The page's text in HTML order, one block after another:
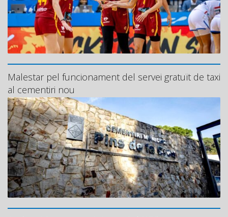
Malestar pel funcionament del servei gratuït de taxi
al cementiri nou